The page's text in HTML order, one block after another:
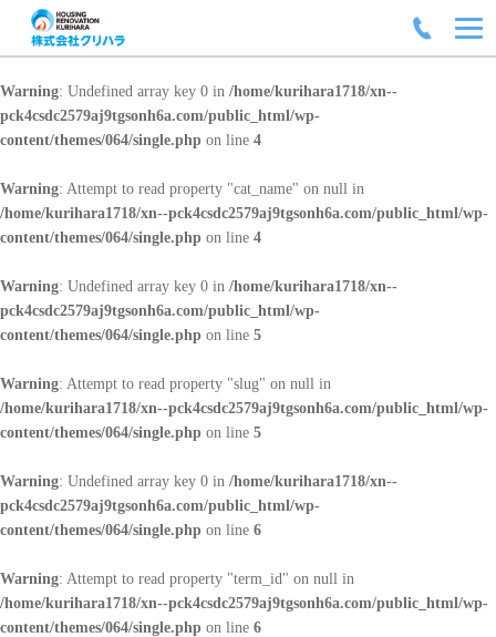
Warning: Undefined array key 0 in /home/kurihara1718/xn--
pck4csdc2579aj9tgsonh6a.com/public_html/wp-
content/themes/064/single.php on line 4
Warning: Attempt to read property "cat_name" on null in
/home/kurihara1718/xn--pck4csdc2579aj9tgsonh6a.com/public_html/wp-
content/themes/064/single.php on line 4
Warning: Undefined array key 0 in /home/kurihara1718/xn--
pck4csdc2579aj9tgsonh6a.com/public_html/wp-
content/themes/064/single.php on line 5
Warning: Attempt to read property "slug" on null in
/home/kurihara1718/xn--pck4csdc2579aj9tgsonh6a.com/public_html/wp-
content/themes/064/single.php on line 5
Warning: Undefined array key 0 in /home/kurihara1718/xn--
pck4csdc2579aj9tgsonh6a.com/public_html/wp-
content/themes/064/single.php on line 6
Warning: Attempt to read property "term_id" on null in
/home/kurihara1718/xn--pck4csdc2579aj9tgsonh6a.com/public_html/wp-
content/themes/064/single.php on line 6